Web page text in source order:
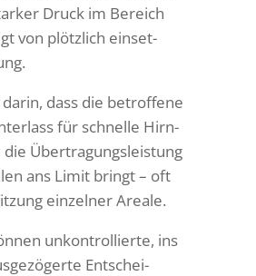
Druck im Bereich
von plötz­lich einset­
dass die betrof­fene
für schnelle Hirn­
Über­tra­gungs­leis­tung
ans Limit bringt – oft
einzelner Areale.
unkon­trol­lierte, ins
Entschei­